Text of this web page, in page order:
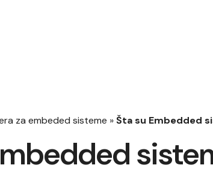
za embeded sisteme »Šta su Embedded